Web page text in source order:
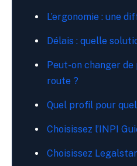
L’ergonomie : une
Délais : quelle
Peut-on changer
route ?
Quel profil pour
Choisissez l’INPI
Choisissez